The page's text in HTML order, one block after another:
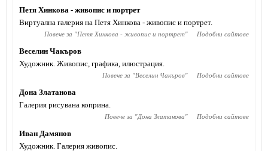
Петя Хинкова - живопис и портрет
Виртуална галерия на Петя Хинкова - живопис и портрет.
Повече за "Петя Хинкова - живопис и портрет" Подобни сайтове
Веселин Чакъров
Художник. Живопис, графика, илюстрация.
Повече за "Веселин Чакъров" Подобни сайтове
Дона Златанова
Галерия рисувана коприна.
Повече за "Дона Златанова" Подобни сайтове
Иван Дамянов
Художник. Галерия живопис.